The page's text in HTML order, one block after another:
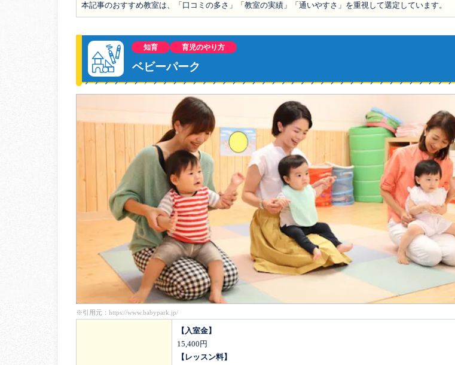
本記事のおすすめ教室は、「口コミの多さ」「教室の実績」「通いやすさ」を重視して選定しています。
知育 育児のやり方
ベビーパーク
※引用元： https://www.babypark.jp/
【入室金】
15,400円
【レッスン料】